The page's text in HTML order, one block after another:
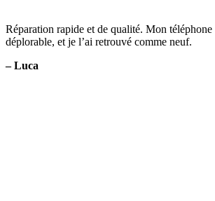
Réparation rapide et de qualité. Mon téléphone
déplorable, et je l’ai retrouvé comme neuf.
– Luca